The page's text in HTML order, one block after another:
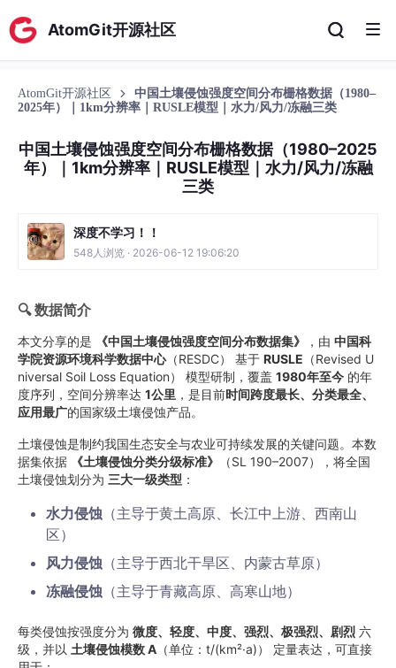
AtomGit开源社区
AtomGit开源社区
中国土壤侵蚀强度空间分布栅格数据（1980–
2025年）｜1km分辨率｜RUSLE模型｜水力/风力/冻融三类
中国土壤侵蚀强度空间分布栅格数据（1980–2025
年）｜1km分辨率｜RUSLE模型｜水力/风力/冻融
三类
深度不学习！！
548人浏览 · 2026-06-12 19:06:20
🔍 数据简介
本文分享的是 《中国土壤侵蚀强度空间分布数据集》 ，由 中国科
学院资源环境科学数据中心（RESDC） 基于 RUSLE （Revised U
niversal Soil Loss Equation） 模型研制，覆盖 1980年至今 的年
度序列，空间分辨率达 1公里 ，是目前时间跨度最长、分类最全、
应用最广的国家级土壤侵蚀产品。
土壤侵蚀是制约我国生态安全与农业可持续发展的关键问题。本数
据集依据
《土壤侵蚀分类分级标准》
（SL 190–2007），将全国
土壤侵蚀划分为 三大一级类型 ：
水力侵蚀 （主导于黄土高原、长江中上游、西南山
区）
风力侵蚀 （主导于西北干旱区、内蒙古草原）
冻融侵蚀 （主导于青藏高原、高寒山地）
每类侵蚀按强度分为 微度、轻度、中度、强烈、极强烈、剧烈 六
级，并以 土壤侵蚀模数 A （单位：t/(km²·a)） 定量表达，可直接